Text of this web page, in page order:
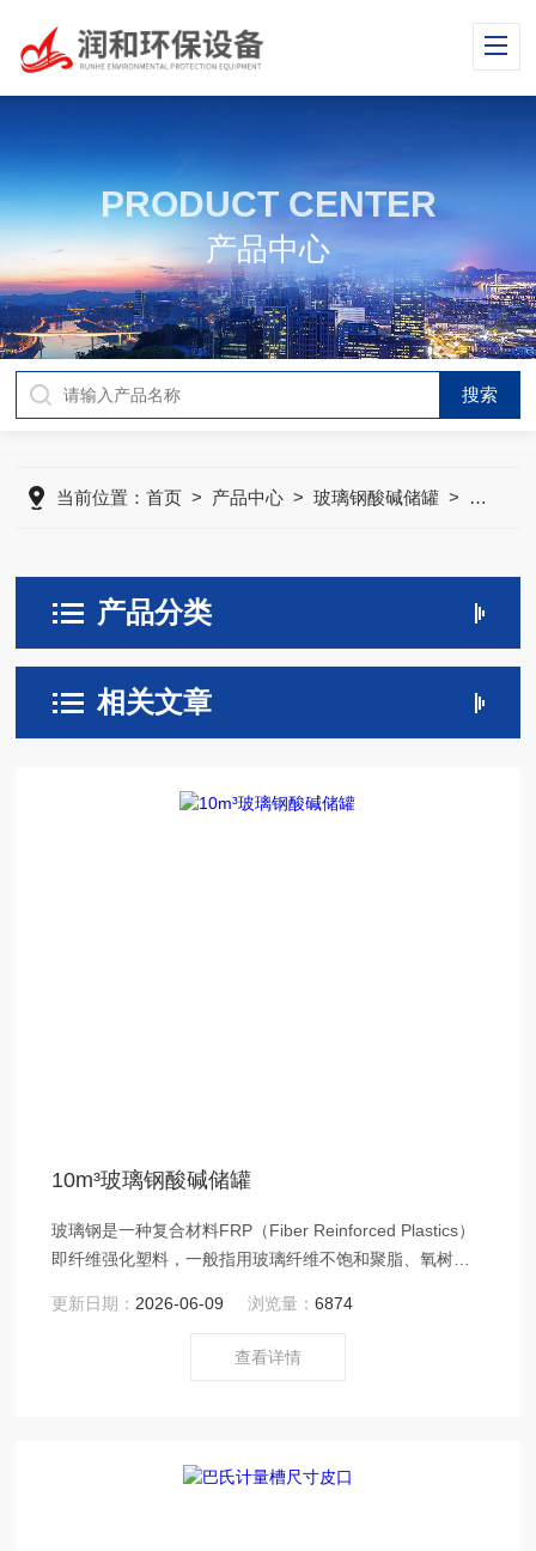
PRODUCT CENTER
产品中心
当前位置：首页 > 产品中心 >玻璃钢酸碱储罐 > 储罐/*
产品分类
相关文章
10m³玻璃钢酸碱储罐
玻璃钢是一种复合材料FRP（Fiber Reinforced Plastics）
即纤维强化塑料，一般指用玻璃纤维不饱和聚脂、氧树脂
更新日期： 2026-06-09 浏览量：6874
查看详情